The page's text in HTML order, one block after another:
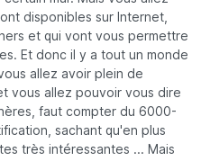
disponibles sur Internet,
et qui vont vous permettre
Et donc il y a tout un monde
allez avoir plein de
vous allez pouvoir vous dire
faut compter du 6000-
sachant qu'en plus
très intéressantes ... Mais